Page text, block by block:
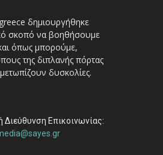
δημιουργήθηκε
σκοπό να βοηθήσουμε
όπως μπορούμε,
της διπλανής πόρτας
δυσκολίες.
Διεύθυνση Επικοινωνίας: